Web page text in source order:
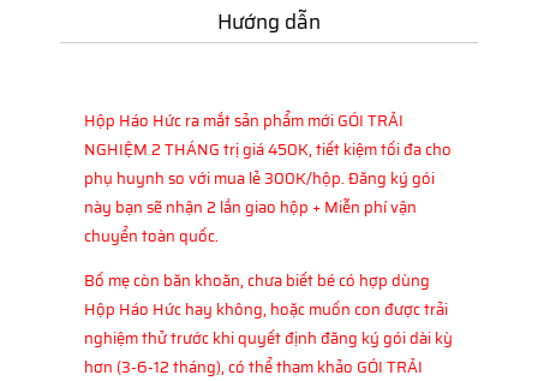
Hướng dẫn
Hộp Háo Hức ra mắt sản phẩm mới GÓI TRẢI
NGHIỆM 2 THÁNG trị giá 450K, tiết kiệm tối đa cho
phụ huynh so với mua lẻ 300K/hộp. Đăng ký gói
này bạn sẽ nhận 2 lần giao hộp + Miễn phí vận
chuyển toàn quốc.
Bố mẹ còn băn khoăn, chưa biết bé có hợp dùng
Hộp Háo Hức hay không, hoặc muốn con được trải
nghiệm thử trước khi quyết định đăng ký gói dài kỳ
hơn (3-6-12 tháng), có thể tham khảo GÓI TRẢI